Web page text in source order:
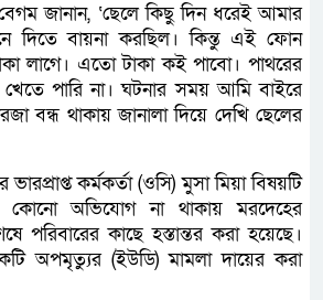
জানান, ‘ছেলে কিছু দিন ধরেই আমার
দিতে বায়না করছিল। কিন্তু এই ফোন
লাগে। এতো টাকা কই পাবো। পাথরের
পারি না। ঘটনার সময় আমি বাইরে
বন্ধ থাকায় জানালা দিয়ে দেখি ছেলের
কর্মকর্তা (ওসি) মুসা মিয়া বিষয়টি
কোনো অভিযোগ না থাকায় মরদেহের
পরিবারের কাছে হস্তান্তর করা হয়েছে।
অপমৃত্যুর (ইউডি) মামলা দায়ের করা